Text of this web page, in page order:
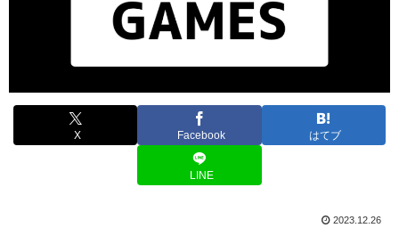
X Facebook はてブ
LINE
2023.12.26